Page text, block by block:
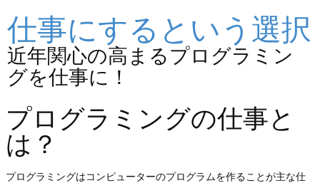
仕事にするという選択
近年関心の高まるプログラミン
グを仕事に！
プログラミングの仕事と
は？
プログラミングはコンピューターのプログラムを作ることが主な仕